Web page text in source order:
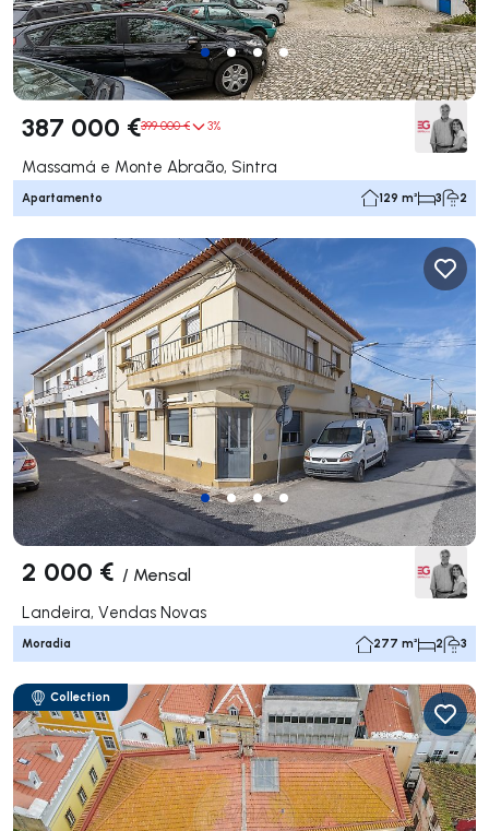
387 000 €399 000 € 3%
Massamá e Monte Abraão, Sintra
Apartamento 129 m² 3 2
2 000 € / Mensal
Landeira, Vendas Novas
Moradia 277 m² 2 3
Collection